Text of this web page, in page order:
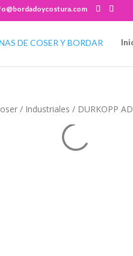
/ Industriales / DURKOPP